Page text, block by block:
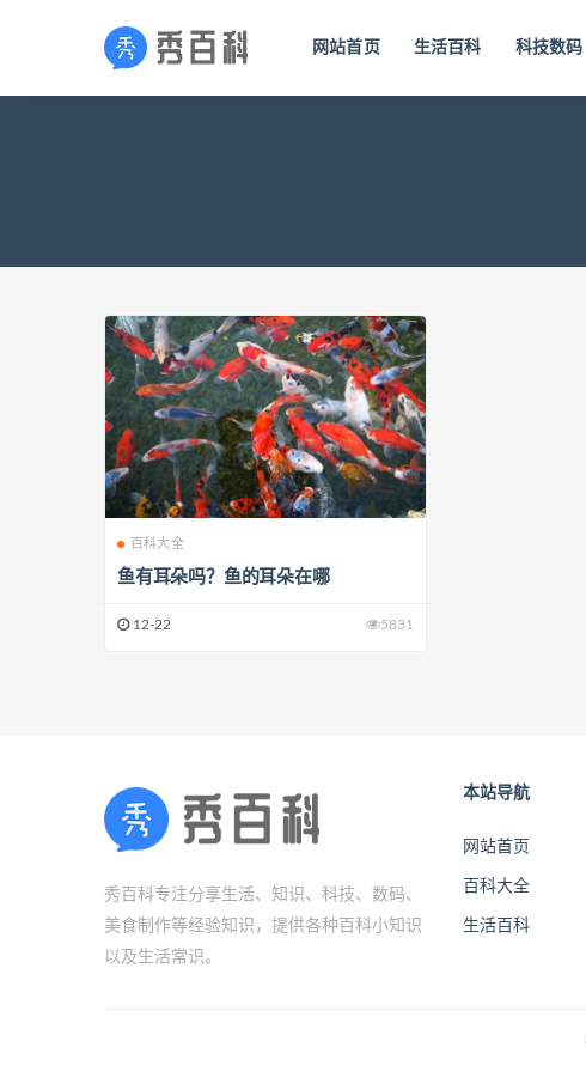
网站首页 生活百科 科技数码
百科大全
鱼有耳朵吗？鱼的耳朵在哪
12-22 5831
秀百科专注分享生活、知识、科技、数码、
美食制作等经验知识，提供各种百科小知识
以及生活常识。
本站导航
网站首页
百科大全
生活百科